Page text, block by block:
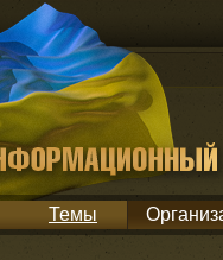
Темы